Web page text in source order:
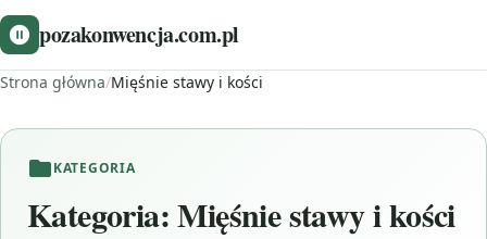
pozakonwencja.com.pl
Strona główna/Mięśnie stawy i kości
KATEGORIA
Kategoria:Mięśnie stawy i kości